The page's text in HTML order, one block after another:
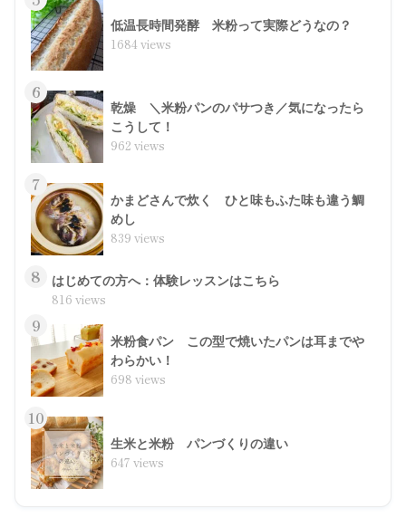
低温長時間発酵 米粉って実際どうなの？
1684 views
6
乾燥 ＼米粉パンのパサつき／気になったら
こうして！
962 views
7
かまどさんで炊く ひと味もふた味も違う鯛
めし
839 views
8 はじめての方へ：体験レッスンはこちら
816 views
9
米粉食パン この型で焼いたパンは耳までや
わらかい！
698 views
10
生米と米粉 パンづくりの違い
647 views